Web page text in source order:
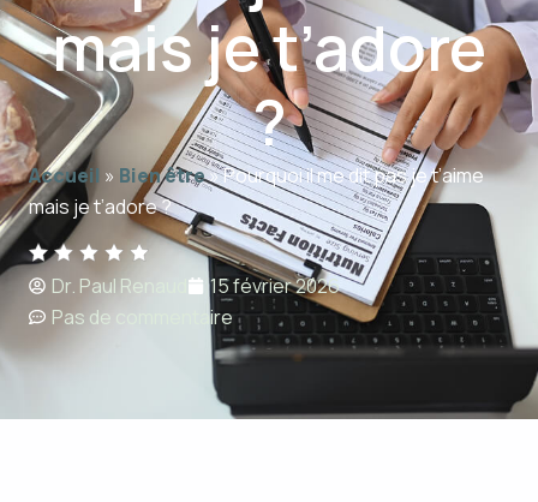
mais je t’adore
?
Accueil » Bien être»Pourquoi il me dit pas je t’aime
mais je t’adore ?
Dr. Paul Renaud
15 février 2026
Pas de commentaire